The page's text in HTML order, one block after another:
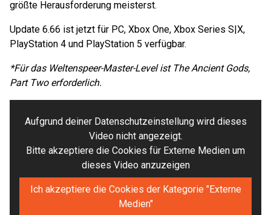
größte Herausforderung meisterst.
Update 6.66 ist jetzt für PC, Xbox One, Xbox Series S|X,
PlayStation 4 und PlayStation 5 verfügbar.
*Für das Weltenspeer-Master-Level ist The Ancient Gods,
Part Two erforderlich.
Aufgrund deiner Datenschutzeinstellung wird dieses
Video nicht angezeigt.
Bitte akzeptiere die Cookies für Externe Medien um
dieses Video anzuzeigen
Ich akzeptiere die Cookies der Kategorie "Externe
Medien"